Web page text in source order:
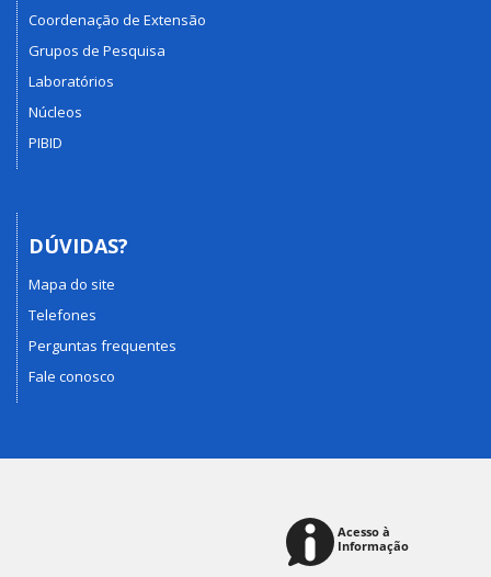
Coordenação de Extensão
Grupos de Pesquisa
Laboratórios
Núcleos
PIBID
DÚVIDAS?
Mapa do site
Telefones
Perguntas frequentes
Fale conosco